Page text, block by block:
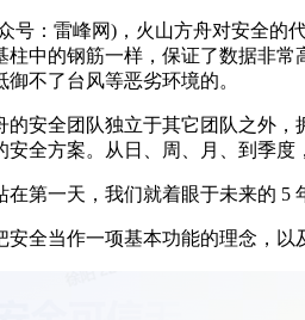
：雷峰网)，火山方舟对安全的代
柱中的钢筋一样，保证了数据非
不了台风等恶劣环境的。
全团队独立于其它团队之外，
全方案。从日、周、月、到季度
一天，我们就着眼于未来的 5
当作一项基本功能的理念，以